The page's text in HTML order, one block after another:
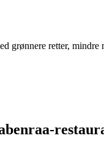
grønnere retter,